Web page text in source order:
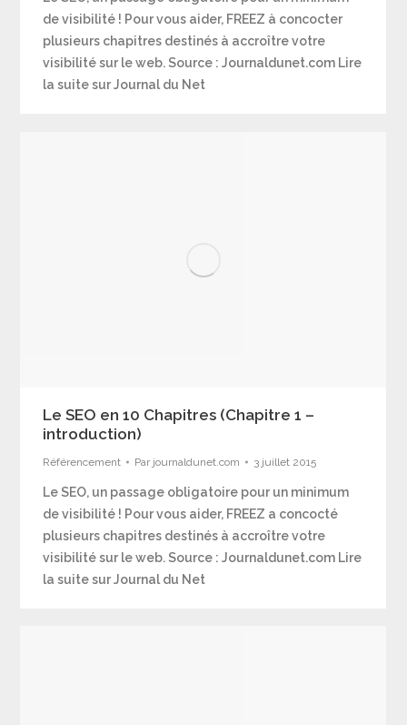
de visibilité ! Pour vous aider, FREEZ à concocter
plusieurs chapitres destinés à accroître votre
visibilité sur le web. Source : Journaldunet.com Lire
la suite sur Journal du Net
Le SEO en 10 Chapitres (Chapitre 1 –
introduction)
Référencement Par journaldunet.com 3 juillet 2015
Le SEO, un passage obligatoire pour un minimum
de visibilité ! Pour vous aider, FREEZ a concocté
plusieurs chapitres destinés à accroître votre
visibilité sur le web. Source : Journaldunet.com Lire
la suite sur Journal du Net